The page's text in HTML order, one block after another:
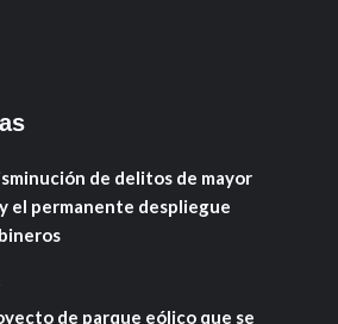
de delitos de mayor
el permanente despliegue
de parque eólico que se